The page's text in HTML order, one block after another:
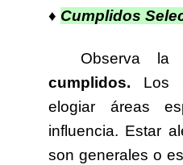
♦ Cumplidos
Observa la
cumplidos. Los
elogiar áreas
influencia. Estar
son generales o